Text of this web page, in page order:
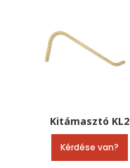
Kitámasztó KL2
Kérdése van?